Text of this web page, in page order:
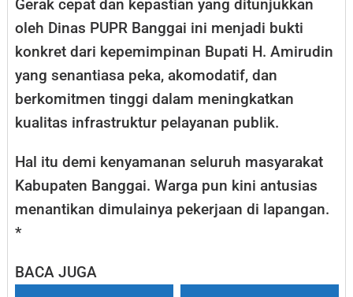
Gerak cepat dan kepastian yang ditunjukkan
oleh Dinas PUPR Banggai ini menjadi bukti
konkret dari kepemimpinan Bupati H. Amirudin
yang senantiasa peka, akomodatif, dan
berkomitmen tinggi dalam meningkatkan
kualitas infrastruktur pelayanan publik.
Hal itu demi kenyamanan seluruh masyarakat
Kabupaten Banggai. Warga pun kini antusias
menantikan dimulainya pekerjaan di lapangan.
*
BACA JUGA